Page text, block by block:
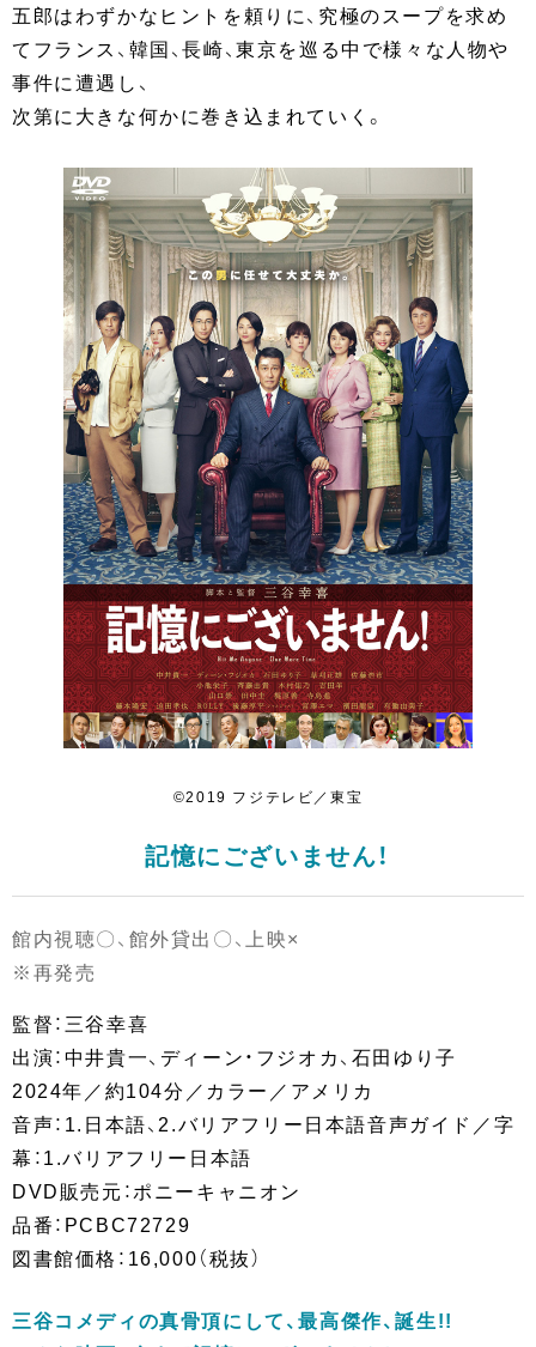
五郎はわずかなヒントを頼りに、究極のスープを求め
てフランス、韓国、長崎、東京を巡る中で様々な人物や
事件に遭遇し、
次第に大きな何かに巻き込まれていく。
©2019 フジテレビ／東宝
記憶にございません！
館内視聴〇、館外貸出〇、上映×
※再発売
監督：三谷幸喜
出演：中井貴一、ディーン・フジオカ、石田ゆり子
2024年／約104分／カラー／アメリカ
音声：1.日本語、2.バリアフリー日本語音声ガイド／字
幕：1.バリアフリー日本語
DVD販売元：ポニーキャニオン
品番：PCBC72729
図書館価格：16,000（税抜）
三谷コメディの真骨頂にして、最高傑作、誕生!!